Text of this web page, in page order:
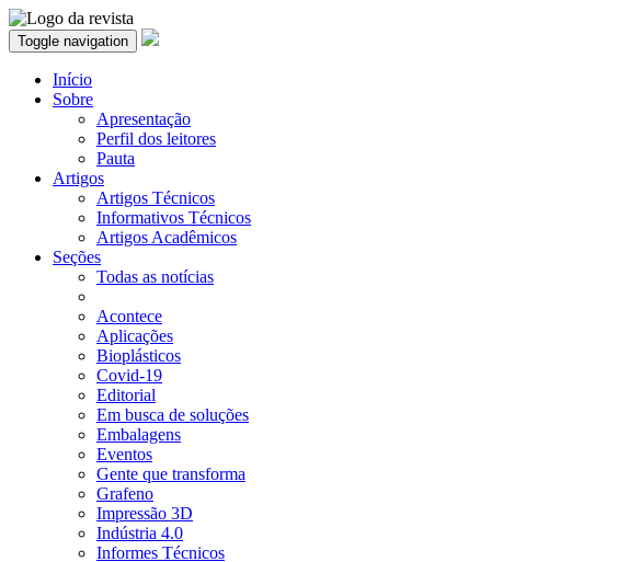
Toggle navigation
Início
Sobre
Apresentação
Perfil dos leitores
Pauta
Artigos
Artigos Técnicos
Informativos Técnicos
Artigos Acadêmicos
Seções
Todas as notícias
Acontece
Aplicações
Bioplásticos
Covid-19
Editorial
Em busca de soluções
Embalagens
Eventos
Gente que transforma
Grafeno
Impressão 3D
Indústria 4.0
Informes Técnicos